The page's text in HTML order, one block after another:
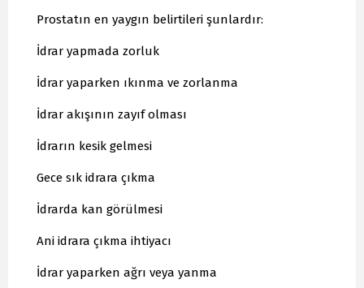
Prostatın en yaygın belirtileri şunlardır:
İdrar yapmada zorluk
İdrar yaparken ıkınma ve zorlanma
İdrar akışının zayıf olması
İdrarın kesik gelmesi
Gece sık idrara çıkma
İdrarda kan görülmesi
Ani idrara çıkma ihtiyacı
İdrar yaparken ağrı veya yanma